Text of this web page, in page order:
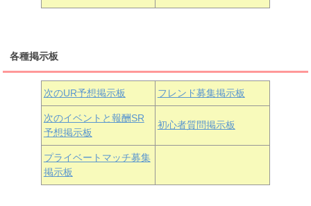
黒澤ダイヤ
朝香果林 近江彼方 エマ・ヴェルデ
各種掲示板
次のUR予想掲示板 フレンド募集掲示板
次のイベントと報酬SR
予想掲示板
初心者質問掲示板
プライベートマッチ募集
掲示板